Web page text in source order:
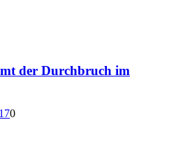
der Durchbruch im
0